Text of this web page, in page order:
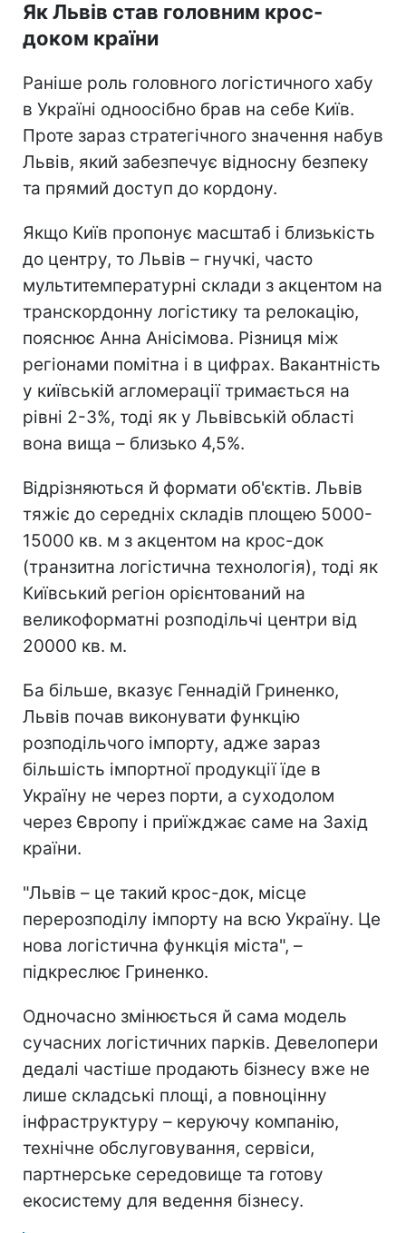
Як Львів став головним крос-
доком країни
Раніше роль головного логістичного хабу
в Україні одноосібно брав на себе Київ.
Проте зараз стратегічного значення набув
Львів, який забезпечує відносну безпеку
та прямий доступ до кордону.
Якщо Київ пропонує масштаб і близькість
до центру, то Львів – гнучкі, часто
мультитемпературні склади з акцентом на
транскордонну логістику та релокацію,
пояснює Анна Анісімова. Різниця між
регіонами помітна і в цифрах. Вакантність
у київській агломерації тримається на
рівні 2-3%, тоді як у Львівській області
вона вища – близько 4,5%.
Відрізняються й формати об'єктів. Львів
тяжіє до середніх складів площею 5000-
15000 кв. м з акцентом на крос-док
(транзитна логістична технологія), тоді як
Київський регіон орієнтований на
великоформатні розподільчі центри від
20000 кв. м.
Ба більше, вказує Геннадій Гриненко,
Львів почав виконувати функцію
розподільчого імпорту, адже зараз
більшість імпортної продукції їде в
Україну не через порти, а суходолом
через Європу і приїжджає саме на Захід
країни.
"Львів – це такий крос-док, місце
перерозподілу імпорту на всю Україну. Це
нова логістична функція міста", –
підкреслює Гриненко.
Одночасно змінюється й сама модель
сучасних логістичних парків. Девелопери
дедалі частіше продають бізнесу вже не
лише складські площі, а повноцінну
інфраструктуру – керуючу компанію,
технічне обслуговування, сервіси,
партнерське середовище та готову
екосистему для ведення бізнесу.